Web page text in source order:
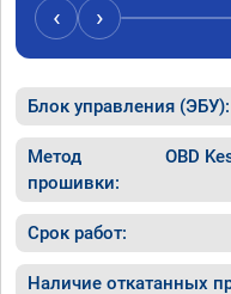
‹ ›
Блок управления (ЭБУ):
Метод
прошивки:
OBD
Срок работ:
Наличие откатанных